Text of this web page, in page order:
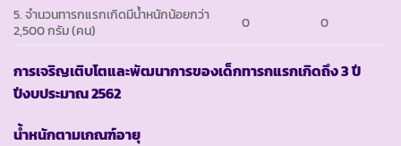
5. จำนวนทารกแรกเกิดมีน้ำหนักน้อยกว่า
2,500 กรัม (คน)
0 0
การเจริญเติบโตและพัฒนาการของเด็กทารกแรกเกิดถึง 3 ปี
ปีงบประมาณ 2562
น้ำหนักตามเกณฑ์อายุ